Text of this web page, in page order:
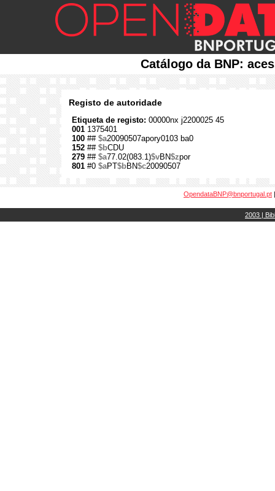
Catálogo da BNP:
Registo de autoridade
Etiqueta de registo: 00000nx j2200025 45
001 1375401
100 ## $a20090507apory0103 ba0
152 ## $bCDU
279 ## $a77.02(083.1)$vBN$zpor
801 #0 $aPT$bBN$c20090507
OpendataBNP@bnportugal.pt
2003 |